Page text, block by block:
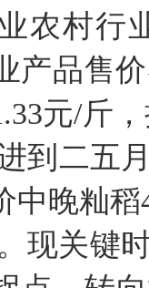
农村行
产品售
元/斤
到二五
中晚籼
现关键